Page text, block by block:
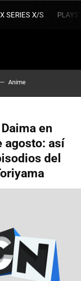
SERIES X/S
Anime
en
agosto: así
del